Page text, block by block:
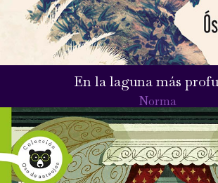
En la laguna más
Norma